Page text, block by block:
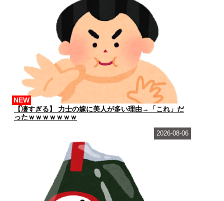
【凄すぎる】 力士の嫁に美人が多い理由→「これ」だ
ったｗｗｗｗｗｗｗ
NEW
2026-08-06